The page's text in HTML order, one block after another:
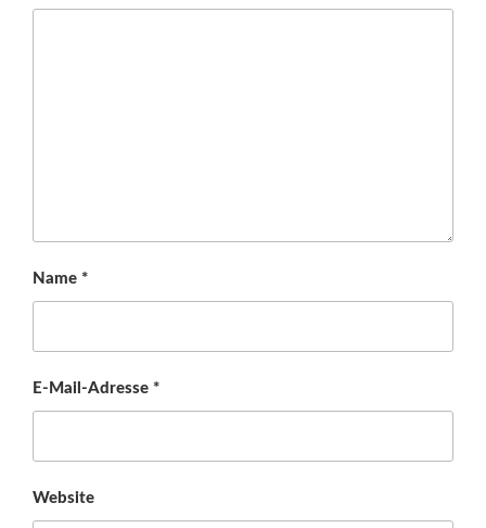
Name *
E-Mail-Adresse *
Website